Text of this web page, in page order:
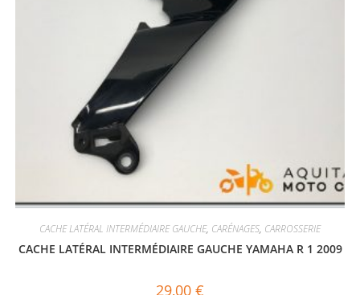
CACHE LATÉRAL INTERMÉDIAIRE GAUCHE, CARÉNAGES, CARROSSERIE
CACHE LATÉRAL INTERMÉDIAIRE GAUCHE YAMAHA R 1 2009
29,00 €